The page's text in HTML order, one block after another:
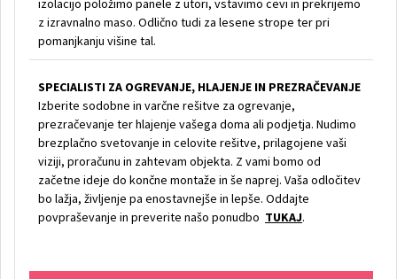
izolacijo položimo panele z utori, vstavimo cevi in prekrijemo
z izravnalno maso. Odlično tudi za lesene strope ter pri
pomanjkanju višine tal.
SPECIALISTI ZA OGREVANJE, HLAJENJE IN PREZRAČEVANJE
Izberite sodobne in varčne rešitve za ogrevanje,
prezračevanje ter hlajenje vašega doma ali podjetja. Nudimo
brezplačno svetovanje in celovite rešitve, prilagojene vaši
viziji, proračunu in zahtevam objekta. Z vami bomo od
začetne ideje do končne montaže in še naprej. Vaša odločitev
bo lažja, življenje pa enostavnejše in lepše. Oddajte
povpraševanje in preverite našo ponudbo TUKAJ.